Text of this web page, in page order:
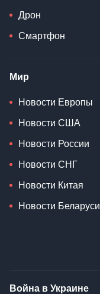
Дрон
Смартфон
Мир
Новости Европы
Новости США
Новости России
Новости СНГ
Новости Китая
Новости Беларуси
Война в Украине